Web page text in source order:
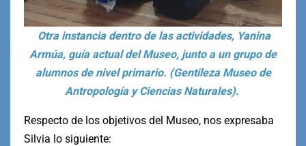
Otra instancia dentro de las actividades, Yanina
Armúa, guía actual del Museo, junto a un grupo de
alumnos de nivel primario. (Gentileza Museo de
Antropología y Ciencias Naturales).
Respecto de los objetivos del Museo, nos expresaba
Silvia lo siguiente: